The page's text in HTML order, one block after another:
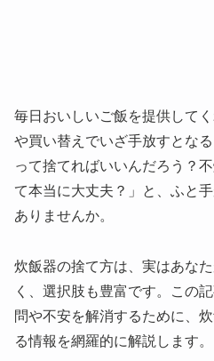
毎日おいしいご飯を提供して
や買い替えでいざ手放すとな
って捨てればいいんだろう？
て本当に大丈夫？」と、ふと
ありませんか。
炊飯器の捨て方は、実はあな
く、選択肢も豊富です。この
問や不安を解消するために、
る情報を網羅的に解説します。